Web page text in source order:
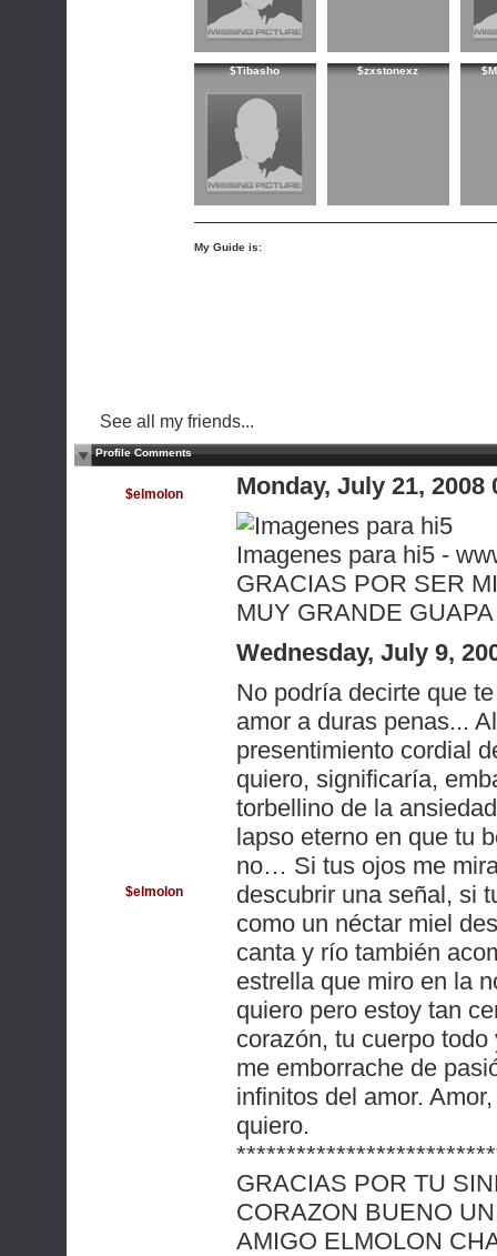
$Tibasho $zxstonexz
My Guide is:
See all my friends...
Profile Comments
$elmolon Monday, July 21, 2008
Imagenes para hi5 -
GRACIAS POR SER
MUY GRANDE GUAPA
$elmolon
Wednesday, July 9,
No podría decirte que
amor a duras penas...
presentimiento cordial
quiero, significaría,
torbellino de la
lapso eterno en que tu
no… Si tus ojos me
descubrir una señal, si
como un néctar miel
canta y río también
estrella que miro en la
quiero pero estoy tan
corazón, tu cuerpo
me emborrache de
infinitos del amor.
quiero.
GRACIAS POR TU
CORAZON BUENO
AMIGO ELMOLON